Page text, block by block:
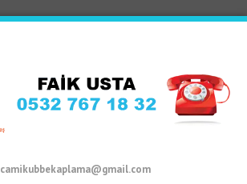
camikubbekaplama@gmail.com